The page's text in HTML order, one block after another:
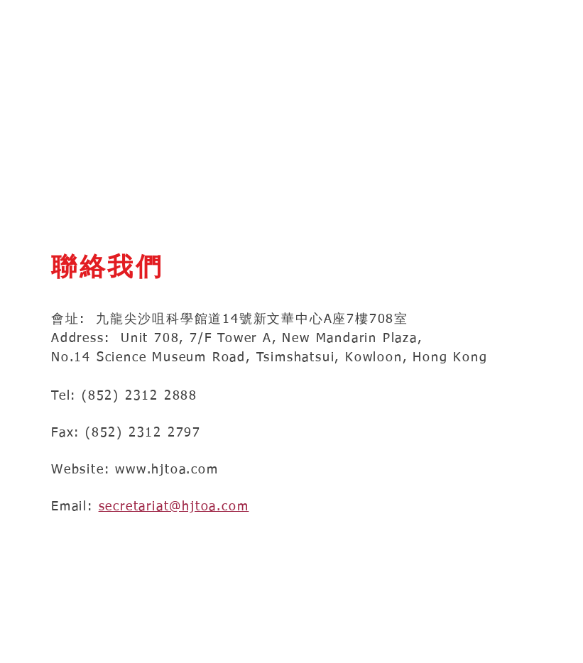
聯絡我們
會址: 九龍尖沙咀科學館道14號新文華中心A座7樓708室
Address: Unit 708, 7/F Tower A, New Mandarin Plaza,
No.14 Science Museum Road, Tsimshatsui, Kowloon, Hong Kong
Tel: (852) 2312 2888
Fax: (852) 2312 2797
Website:www.hjtoa.com
Email: secretariat@hjtoa.com